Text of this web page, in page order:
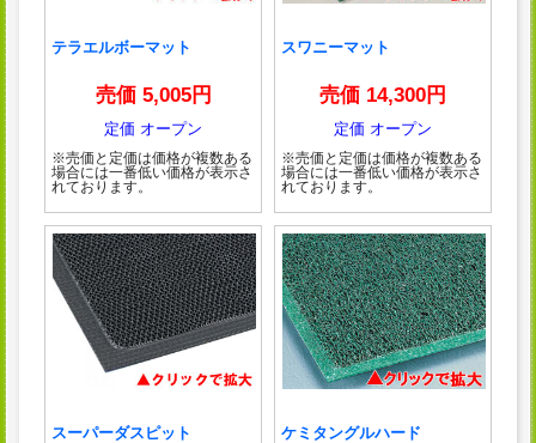
テラエルボーマット
売価 5,005円
定価 オープン
※売価と定価は価格が複数ある
場合には一番低い価格が表示さ
れております。
スワニーマット
売価 14,300円
定価 オープン
※売価と定価は価格が複数ある
場合には一番低い価格が表示さ
れております。
スーパーダスピット ケミタングルハード